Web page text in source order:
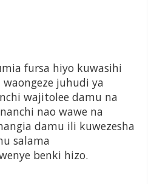
fursa hiyo kuwasihi
juhudi ya
wajitolee damu na
nao wawe na
damu ili kuwezesha
salama
benki hizo.